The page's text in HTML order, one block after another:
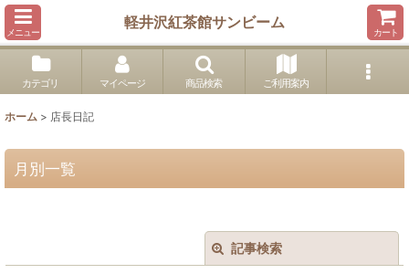
メニュー
軽井沢紅茶館サンビーム
カート
カテゴリ マイページ 商品検索 ご利用案内
ホーム > 店長日記
記事検索
月別一覧